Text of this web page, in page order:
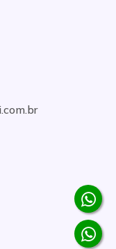
Inox em Curitiba